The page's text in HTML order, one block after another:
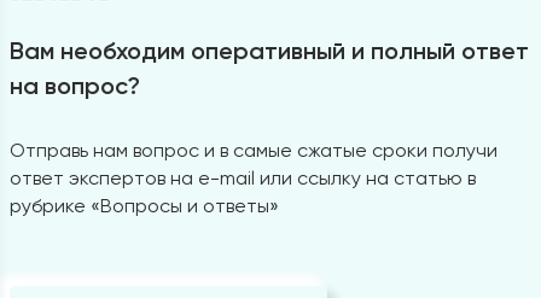
Вам необходим оперативный и полный ответ
на вопрос?
Отправь нам вопрос и в самые сжатые сроки получи
ответ экспертов на e-mail или ссылку на статью в
рубрике «Вопросы и ответы»